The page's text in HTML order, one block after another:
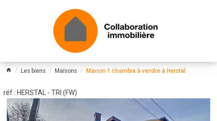
Les biens Maisons Maison 1 chambre à vendre à Herstal
réf : HERSTAL - TRI (FW)